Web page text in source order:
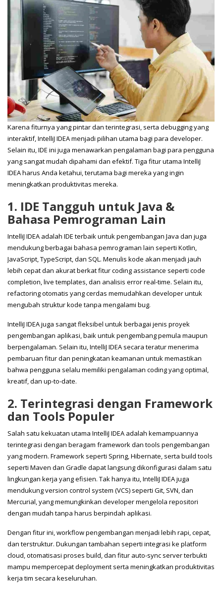
Karena fiturnya yang pintar dan terintegrasi, serta debugging yang
interaktif, IntelliJ IDEA menjadi pilihan utama bagi para developer.
Selain itu, IDE ini juga menawarkan pengalaman bagi para pengguna
yang sangat mudah dipahami dan efektif. Tiga fitur utama IntelliJ
IDEA harus Anda ketahui, terutama bagi mereka yang ingin
meningkatkan produktivitas mereka.
1. IDE Tangguh untuk Java &
Bahasa Pemrograman Lain
IntelliJ IDEA adalah IDE terbaik untuk pengembangan Java dan juga
mendukung berbagai bahasa pemrograman lain seperti Kotlin,
JavaScript, TypeScript, dan SQL. Menulis kode akan menjadi jauh
lebih cepat dan akurat berkat fitur coding assistance seperti code
completion, live templates, dan analisis error real-time. Selain itu,
refactoring otomatis yang cerdas memudahkan developer untuk
mengubah struktur kode tanpa mengalami bug.
IntelliJ IDEA juga sangat fleksibel untuk berbagai jenis proyek
pengembangan aplikasi, baik untuk pengembang pemula maupun
berpengalaman. Selain itu, IntelliJ IDEA secara teratur menerima
pembaruan fitur dan peningkatan keamanan untuk memastikan
bahwa pengguna selalu memiliki pengalaman coding yang optimal,
kreatif, dan up-to-date.
2. Terintegrasi dengan Framework
dan Tools Populer
Salah satu kekuatan utama IntelliJ IDEA adalah kemampuannya
terintegrasi dengan beragam framework dan tools pengembangan
yang modern. Framework seperti Spring, Hibernate, serta build tools
seperti Maven dan Gradle dapat langsung dikonfigurasi dalam satu
lingkungan kerja yang efisien. Tak hanya itu, IntelliJ IDEA juga
mendukung version control system (VCS) seperti Git, SVN, dan
Mercurial, yang memungkinkan developer mengelola repositori
dengan mudah tanpa harus berpindah aplikasi.
Dengan fitur ini, workflow pengembangan menjadi lebih rapi, cepat,
dan terstruktur. Dukungan tambahan seperti integrasi ke platform
cloud, otomatisasi proses build, dan fitur auto-sync server terbukti
mampu mempercepat deployment serta meningkatkan produktivitas
kerja tim secara keseluruhan.